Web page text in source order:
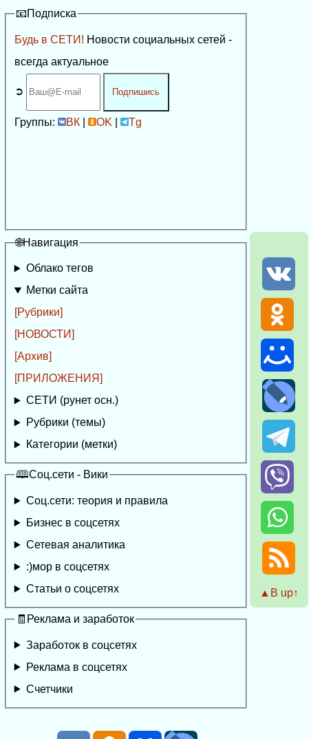
▲Β up↑
📧Подписка
Будь в СЕТИ! Новости социальных сетей -
всегда актуальное
➲ Подпишись
Группы: ВК| OK Tg
🌐Навигация
Облако тегов
Метки сайта
[Рубрики]
[НОВОСТИ]
[Архив]
[ПРИЛОЖЕНИЯ]
СЕТИ (рунет осн.)
Рубрики (темы)
Категории (метки)
🕮Соц.сети - Вики
Соц.сети: теория и правила
Бизнес в соцсетях
Сетевая аналитика
:)мор в соцсетях
Статьи о соцсетях
🧾Реклама и заработок
Заработок в соцсетях
Реклама в соцсетях
Счетчики